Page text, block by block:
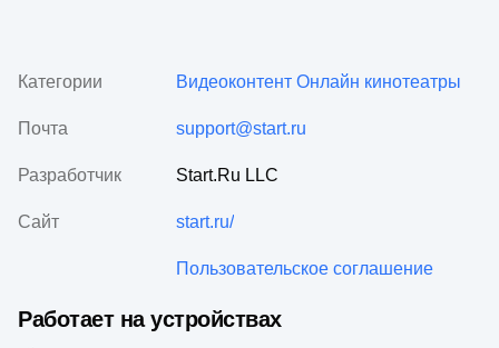
Категории Видеоконтент Онлайн кинотеатры
Почта support@start.ru
Разработчик Start.Ru LLC
Сайт start.ru/
Пользовательское соглашение
Работает на устройствах